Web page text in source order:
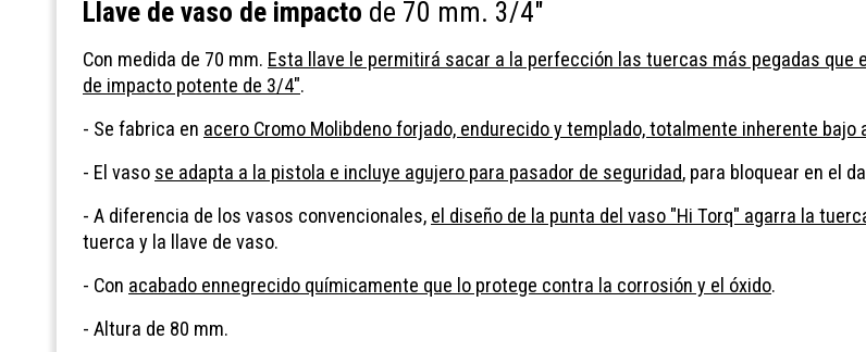
Llave de vaso de impacto de 70 mm. 3/4"
Con medida de 70 mm. Esta llave le permitirá sacar a la perfección las tuercas más pegadas
de impacto potente de 3/4".
- Se fabrica en acero Cromo Molibdeno forjado, endurecido y templado, totalmente inherente
- El vaso se adapta a la pistola e incluye agujero para pasador de seguridad, para bloquear en el
- A diferencia de los vasos convencionales, el diseño de la punta del vaso "Hi Torq" agarra la
tuerca y la llave de vaso.
- Con acabado ennegrecido químicamente que lo protege contra la corrosión y el óxido.
- Altura de 80 mm.